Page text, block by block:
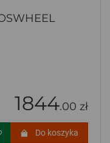
1844.00 zł
Do koszyka